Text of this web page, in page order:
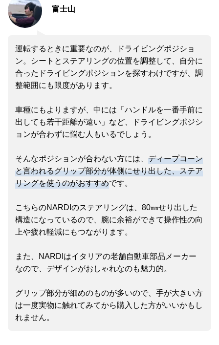
富士山
運転するときに重要なのが、ドライビングポジショ
ン。シートとステアリングの位置を調整して、自分に
合ったドライビングポジションを探すわけですが、調
整範囲にも限度があります。
車種にもよりますが、中には「ハンドルを一番手前に
出しても若干距離が遠い」など、ドライビングポジシ
ョンが合わずに悩む人もいるでしょう。
そんなポジションが合わない方には、 ディープコーン
と言われるグリップ部分が体側にせり出した、ステア
リングを使うのがおすすめです。
こちらのNARDIのステアリングは、80㎜せり出した
構造になっているので、腕に余裕ができて操作性の向
上や疲れ軽減にもつながります。
また、NARDIはイタリアの老舗自動車部品メーカー
なので、デザインがおしゃれなのも魅力的。
グリップ部分が細めのものが多いので、手が大きい方
は一度実物に触れてみてから購入した方がいいかもし
れません。